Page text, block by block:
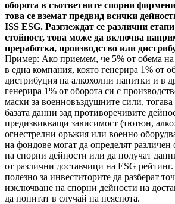
оборота в съответните спорни
това се вземат предвид всички
ISS ESG. Разглеждат се различни
стойност, това може да включва
преработка, производство или
Пример: Ако приемем, че 5% от обема
в една компания, която генерира 1% от
дистрибуция на алкохолни напитки и в
генерира 1% от оборота си с
маски за военновъздушните сили,
базата данни зад противоречивите
предизвикващи зависимост (тютюн,
огнестрелни оръжия или военно
на фондове могат да определят различен
на спорни дейности или да получат
от различни доставчици на ESG
полезно за инвеститорите да разберат
изключване на спорни дейности на
да попитат в случай на неяснота.